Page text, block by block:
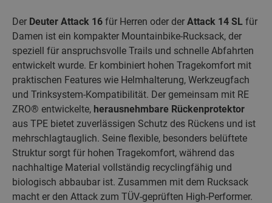
Der Deuter Attack 16 für Herren oder der Attack 14 SL für
Damen ist ein kompakter Mountainbike‑Rucksack, der
speziell für anspruchsvolle Trails und schnelle Abfahrten
entwickelt wurde. Er kombiniert hohen Tragekomfort mit
praktischen Features wie Helmhalterung, Werkzeugfach
und Trinksystem‑Kompatibilität. Der gemeinsam mit RE
ZRO® entwickelte, herausnehmbare Rückenprotektor
aus TPE bietet zuverlässigen Schutz des Rückens und ist
mehrschlagtauglich. Seine flexible, besonders belüftete
Struktur sorgt für hohen Tragekomfort, während das
nachhaltige Material vollständig recyclingfähig und
biologisch abbaubar ist. Zusammen mit dem Rucksack
macht er den Attack zum TÜV-geprüften High-Performer.